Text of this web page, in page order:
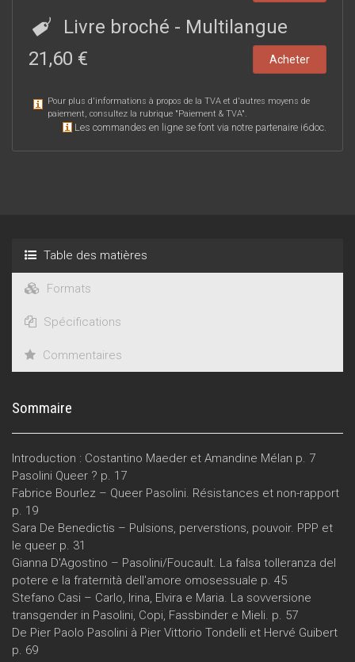
Livre broché - Multilangue
21,60 €
Acheter
Pour plus d'informations à propos de la TVA et d'autres moyens de
paiement, consultez la rubrique "Paiement & TVA".
Les commandes en ligne se font via notre partenaire i6doc.
Table des matières
Formats
Spécifications
Commentaires
Sommaire
Introduction : Costantino Maeder et Amandine Mélan p. 7
Pasolini Queer ? p. 17
Fabrice Bourlez – Queer Pasolini. Résistances et non-rapport
p. 19
Sara De Benedictis – Pulsions, perverstions, pouvoir. PPP et
le queer p. 31
Gianna D'Agostino – Pasolini/Foucault. La falsa tolleranza del
potere e la fraternità dell'amore omosessuale p. 45
Stefano Casi – Carlo, Irina, Elvira e Maria. La sovversione
transgender in Pasolini, Copi, Fassbinder e Mieli. p. 57
De Pier Paolo Pasolini à Pier Vittorio Tondelli et Hervé Guibert
p. 69